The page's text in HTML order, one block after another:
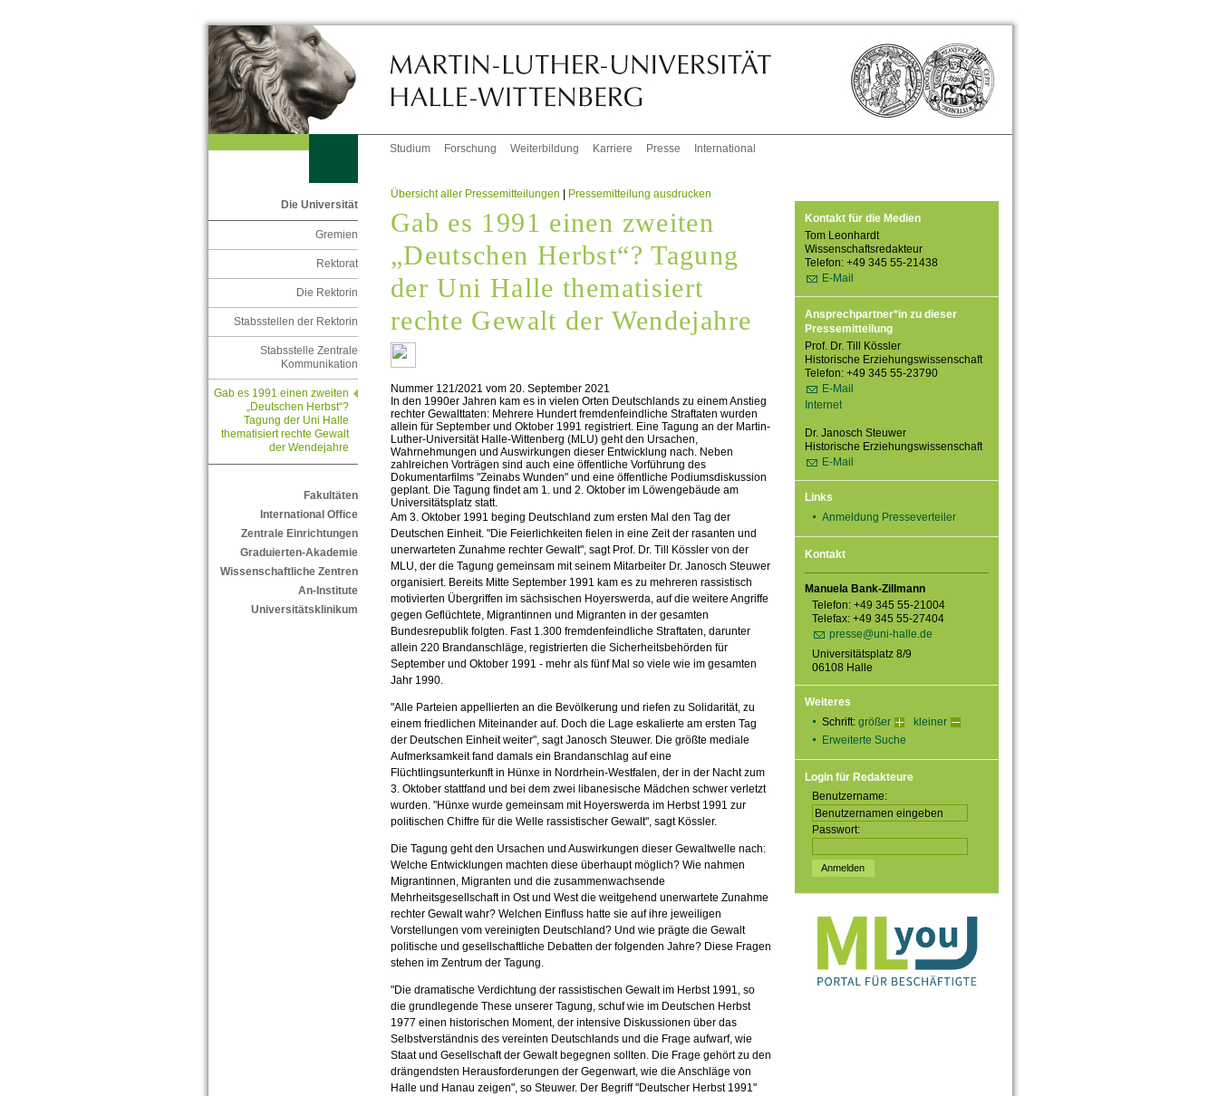
Studium Forschung Weiterbildung Karriere Presse International
Die Universität
Gremien
Rektorat
Die Rektorin
Stabsstellen der Rektorin
Stabsstelle Zentrale
Kommunikation
Gab es 1991 einen zweiten
„Deutschen Herbst“?
Tagung der Uni Halle
thematisiert rechte Gewalt
der Wendejahre
Fakultäten
International Office
Zentrale Einrichtungen
Graduierten-Akademie
Wissenschaftliche Zentren
An-Institute
Universitätsklinikum
Kontakt für die Medien
Tom Leonhardt
Wissenschaftsredakteur
Telefon: +49 345 55-21438
E-Mail
Ansprechpartner*in zu dieser
Pressemitteilung
Prof. Dr. Till Kössler
Historische Erziehungswissenschaft
Telefon: +49 345 55-23790
E-Mail
Internet
Dr. Janosch Steuwer
Historische Erziehungswissenschaft
E-Mail
Links
Anmeldung Presseverteiler
Kontakt
Manuela Bank-Zillmann
Telefon: +49 345 55-21004
Telefax: +49 345 55-27404
presse@uni-halle.de
Universitätsplatz 8/9
06108 Halle
Weiteres
Schrift: größer
kleiner
Erweiterte Suche
Login für Redakteure
Benutzername:
Passwort:
Übersicht aller Pressemitteilungen | Pressemitteilung ausdrucken
Gab es 1991 einen zweiten
„Deutschen Herbst“? Tagung
der Uni Halle thematisiert
rechte Gewalt der Wendejahre
Nummer 121/2021 vom 20. September 2021
In den 1990er Jahren kam es in vielen Orten Deutschlands zu einem Anstieg
rechter Gewalttaten: Mehrere Hundert fremdenfeindliche Straftaten wurden
allein für September und Oktober 1991 registriert. Eine Tagung an der Martin-
Luther-Universität Halle-Wittenberg (MLU) geht den Ursachen,
Wahrnehmungen und Auswirkungen dieser Entwicklung nach. Neben
zahlreichen Vorträgen sind auch eine öffentliche Vorführung des
Dokumentarfilms "Zeinabs Wunden" und eine öffentliche Podiumsdiskussion
geplant. Die Tagung findet am 1. und 2. Oktober im Löwengebäude am
Universitätsplatz statt.
Am 3. Oktober 1991 beging Deutschland zum ersten Mal den Tag der
Deutschen Einheit. "Die Feierlichkeiten fielen in eine Zeit der rasanten und
unerwarteten Zunahme rechter Gewalt", sagt Prof. Dr. Till Kössler von der
MLU, der die Tagung gemeinsam mit seinem Mitarbeiter Dr. Janosch Steuwer
organisiert. Bereits Mitte September 1991 kam es zu mehreren rassistisch
motivierten Übergriffen im sächsischen Hoyerswerda, auf die weitere Angriffe
gegen Geflüchtete, Migrantinnen und Migranten in der gesamten
Bundesrepublik folgten. Fast 1.300 fremdenfeindliche Straftaten, darunter
allein 220 Brandanschläge, registrierten die Sicherheitsbehörden für
September und Oktober 1991 - mehr als fünf Mal so viele wie im gesamten
Jahr 1990.
"Alle Parteien appellierten an die Bevölkerung und riefen zu Solidarität, zu
einem friedlichen Miteinander auf. Doch die Lage eskalierte am ersten Tag
der Deutschen Einheit weiter", sagt Janosch Steuwer. Die größte mediale
Aufmerksamkeit fand damals ein Brandanschlag auf eine
Flüchtlingsunterkunft in Hünxe in Nordrhein-Westfalen, der in der Nacht zum
3. Oktober stattfand und bei dem zwei libanesische Mädchen schwer verletzt
wurden. "Hünxe wurde gemeinsam mit Hoyerswerda im Herbst 1991 zur
politischen Chiffre für die Welle rassistischer Gewalt", sagt Kössler.
Die Tagung geht den Ursachen und Auswirkungen dieser Gewaltwelle nach:
Welche Entwicklungen machten diese überhaupt möglich? Wie nahmen
Migrantinnen, Migranten und die zusammenwachsende
Mehrheitsgesellschaft in Ost und West die weitgehend unerwartete Zunahme
rechter Gewalt wahr? Welchen Einfluss hatte sie auf ihre jeweiligen
Vorstellungen vom vereinigten Deutschland? Und wie prägte die Gewalt
politische und gesellschaftliche Debatten der folgenden Jahre? Diese Fragen
stehen im Zentrum der Tagung.
"Die dramatische Verdichtung der rassistischen Gewalt im Herbst 1991, so
die grundlegende These unserer Tagung, schuf wie im Deutschen Herbst
1977 einen historischen Moment, der intensive Diskussionen über das
Selbstverständnis des vereinten Deutschlands und die Frage aufwarf, wie
Staat und Gesellschaft der Gewalt begegnen sollten. Die Frage gehört zu den
drängendsten Herausforderungen der Gegenwart, wie die Anschläge von
Halle und Hanau zeigen", so Steuwer. Der Begriff "Deutscher Herbst 1991"